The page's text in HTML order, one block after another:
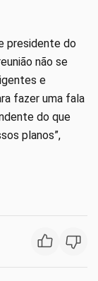
presidente do
não se
e
fazer uma fala
do que
planos”,